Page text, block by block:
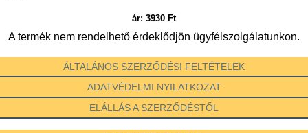
ár: 3930 Ft
A termék nem rendelhető érdeklődjön ügyfélszolgálatunkon.
ÁLTALÁNOS SZERZŐDÉSI FELTÉTELEK
ADATVÉDELMI NYILATKOZAT
ELÁLLÁS A SZERZŐDÉSTŐL